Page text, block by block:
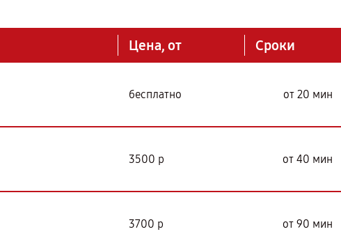
Цена, от Сроки
бесплатно от 20 мин
3500 р от 40 мин
3700 р от 90 мин